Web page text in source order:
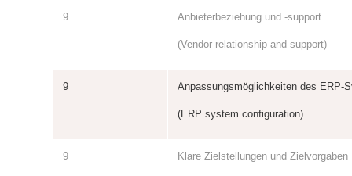
9 Anbieterbeziehung und -support
(Vendor relationship and support)
9 Anpassungsmöglichkeiten des ERP-
(ERP system configuration)
9 Klare Zielstellungen und Zielvorgaben